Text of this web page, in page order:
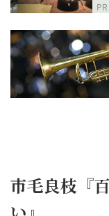
PR
市毛良枝『